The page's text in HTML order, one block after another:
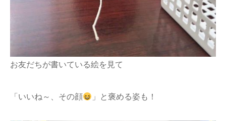
お友だちが書いている絵を見て
「いいね～、その顔 」と褒める姿も！